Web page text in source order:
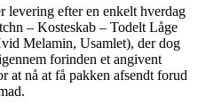
levering efter en enkelt hverdag
– Kosteskab – Todelt Låge
Melamin, Usamlet), der dog
forinden et angivent
at nå at få pakken afsendt forud